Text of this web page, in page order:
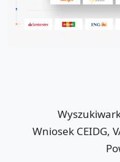
Wniosek CEIDG,